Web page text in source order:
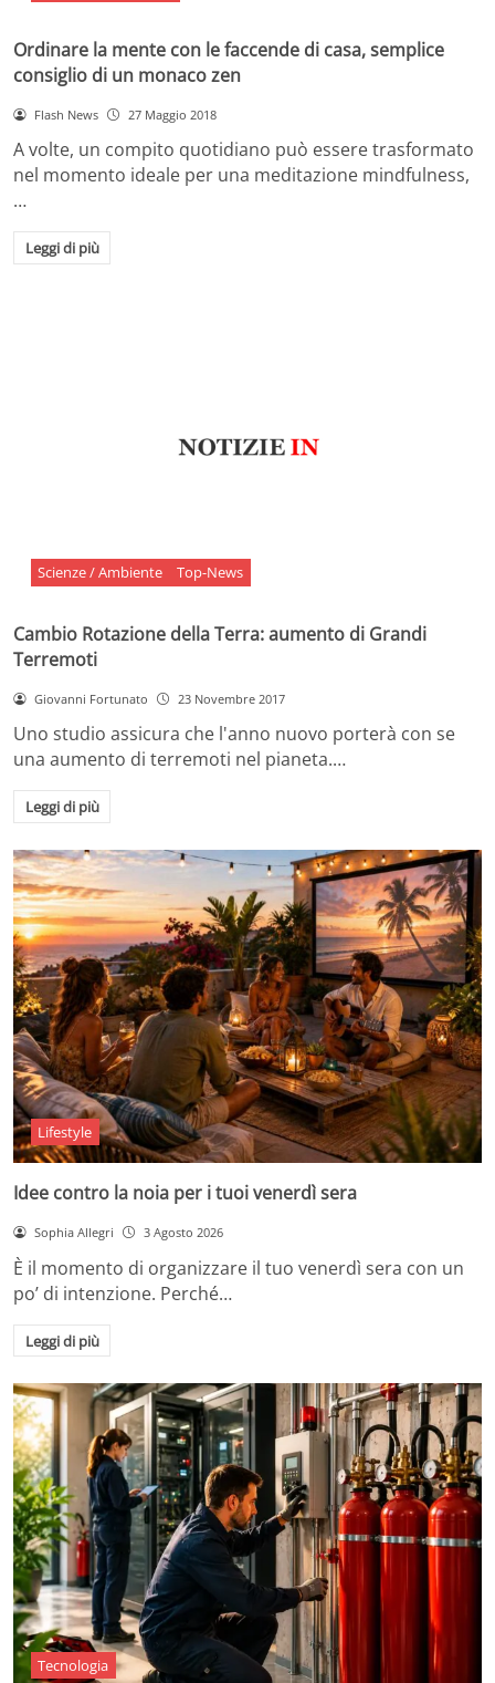
Ordinare la mente con le faccende di casa, semplice
consiglio di un monaco zen
Flash News 27 Maggio 2018
A volte, un compito quotidiano può essere trasformato
nel momento ideale per una meditazione mindfulness,
…
Leggi di più
Scienze / Ambiente Top-News
Cambio Rotazione della Terra: aumento di Grandi
Terremoti
Giovanni Fortunato 23 Novembre 2017
Uno studio assicura che l'anno nuovo porterà con se
una aumento di terremoti nel pianeta.…
Leggi di più
Lifestyle
Idee contro la noia per i tuoi venerdì sera
Sophia Allegri 3 Agosto 2026
È il momento di organizzare il tuo venerdì sera con un
po’ di intenzione. Perché…
Leggi di più
Tecnologia